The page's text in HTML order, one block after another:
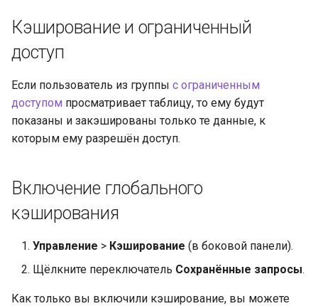
Кэширование и ограниченный
доступ
Если пользователь из группы с ограниченным
доступом просматривает таблицу, то ему будут
показаны и закэшированы только те данные, к
которым ему разрешён доступ.
Включение глобального
кэширования
Управление > Кэширование (в боковой панели).
Щёлкните переключатель Сохранённые запросы.
Как только вы включили кэширование, вы можете